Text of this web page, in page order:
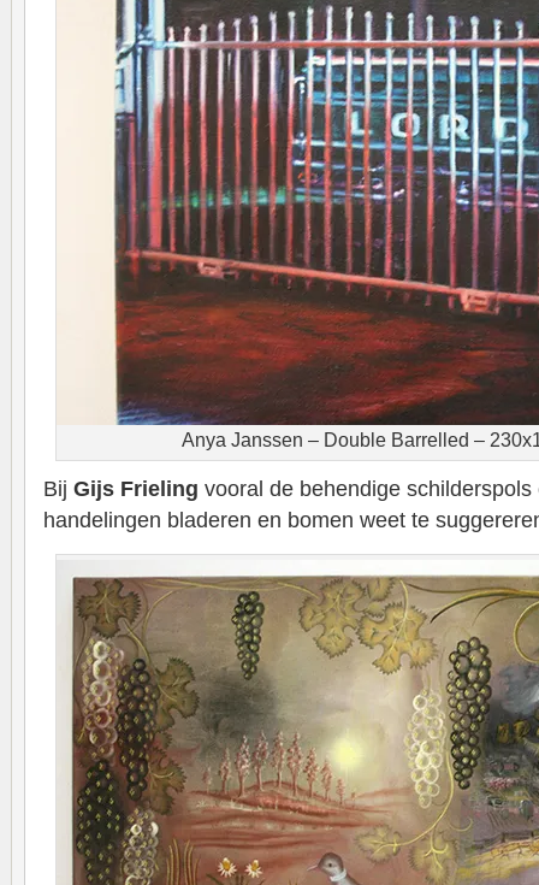
Anya Janssen – Double Barrelled –
Bij Gijs Frieling vooral de behendige
handelingen bladeren en bomen weet te